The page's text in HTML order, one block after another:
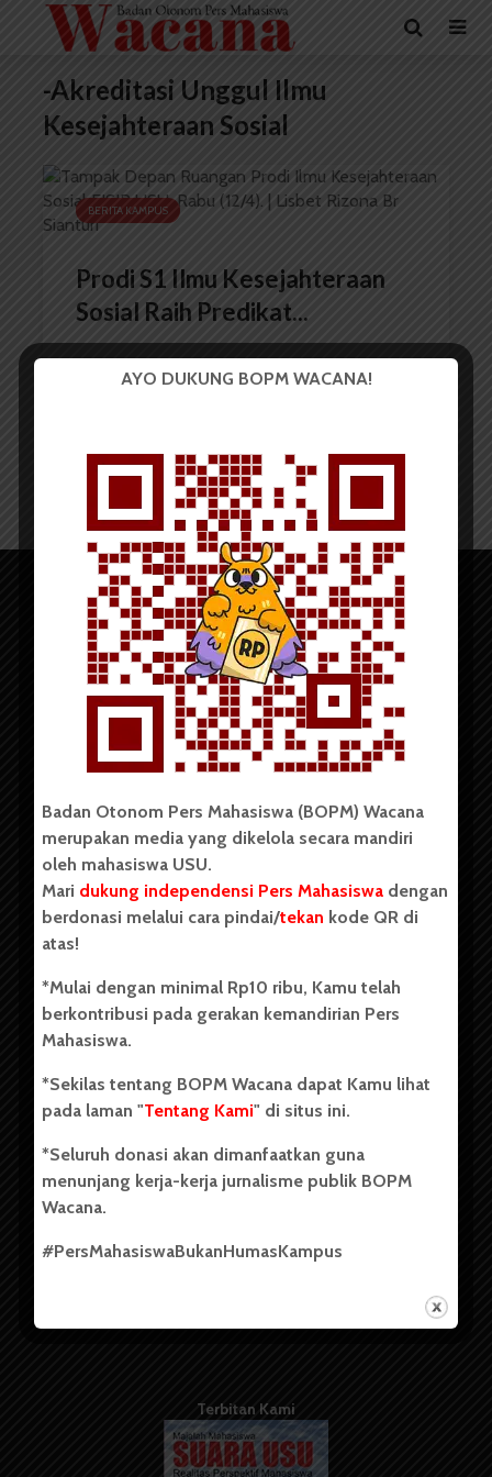
-Akreditasi Unggul Ilmu
Kesejahteraan Sosial
BERITA KAMPUS
Prodi S1 Ilmu Kesejahteraan
Sosial Raih Predikat...
Copyright © 2023. All rights reserved BOPM WACANA.
Badan Otonom Pers Mahasiswa (BOPM) Wacana merupakan
pers mahasiswa yang berdiri di luar kampus dan dikelola
secara mandiri oleh mahasiswa Universitas Sumatera Utara
(USU). Sebelumnya BOPM Wacana merupakan salah satu
Unit Kegiatan Mahasiswa (UKM) di Universitas Sumatera
berdiri pada 1 Juli 1995.
Tentang Kami
Info Iklan
Terbitan Kami
AYO DUKUNG BOPM WACANA!
Badan Otonom Pers Mahasiswa (BOPM) Wacana
merupakan media yang dikelola secara mandiri
oleh mahasiswa USU.
Mari dukung independensi Pers Mahasiswa dengan
berdonasi melalui cara pindai/tekan kode QR di
atas!
*Mulai dengan minimal Rp10 ribu, Kamu telah
berkontribusi pada gerakan kemandirian Pers
Mahasiswa.
*Sekilas tentang BOPM Wacana dapat Kamu lihat
pada laman "Tentang Kami" di situs ini.
*Seluruh donasi akan dimanfaatkan guna
menunjang kerja-kerja jurnalisme publik BOPM
Wacana.
#PersMahasiswaBukanHumasKampus